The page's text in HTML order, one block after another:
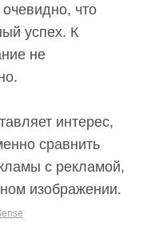
что
успех. К
не
интерес,
сравнить
с рекламой,
изображении.